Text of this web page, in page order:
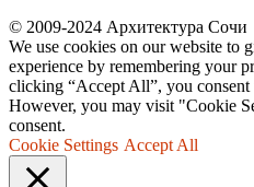
© 2009-2024 Архитектура Сочи
We use cookies on our website to
experience by remembering your
clicking “Accept All”, you
However, you may visit "Cookie
consent.
Cookie Settings Accept All